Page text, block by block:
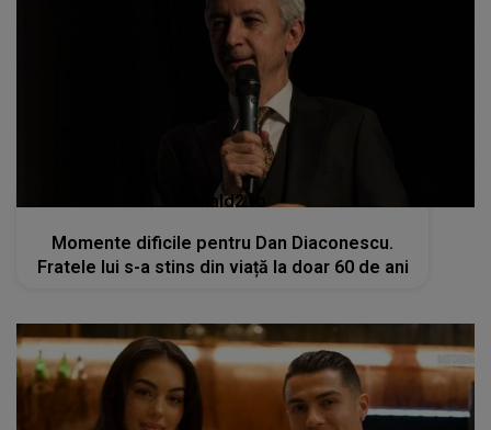
kanald2.ro
Momente dificile pentru Dan Diaconescu.
Fratele lui s-a stins din viață la doar 60 de ani